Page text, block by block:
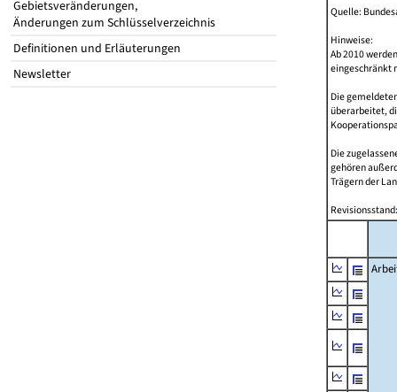
Gebietsveränderungen,
Änderungen zum Schlüsselverzeichnis
Definitionen und Erläuterungen
Newsletter
Quelle:
Hinweise:
Ab 2010
eingeschränkt
Die
überarbeitet,
Die
gehören
Trägern der